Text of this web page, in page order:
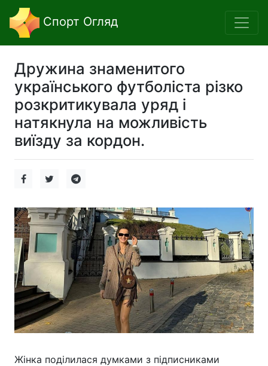
Спорт Огляд
Дружина знаменитого
українського футболіста різко
розкритикувала уряд і
натякнула на можливість
виїзду за кордон.
Жінка поділилася думками з підписниками